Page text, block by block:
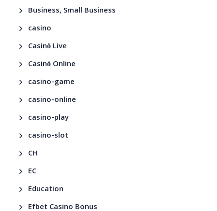
Business, Small Business
casino
Casinò Live
Casinò Online
casino-game
casino-online
casino-play
casino-slot
CH
EC
Education
Efbet Casino Bonus